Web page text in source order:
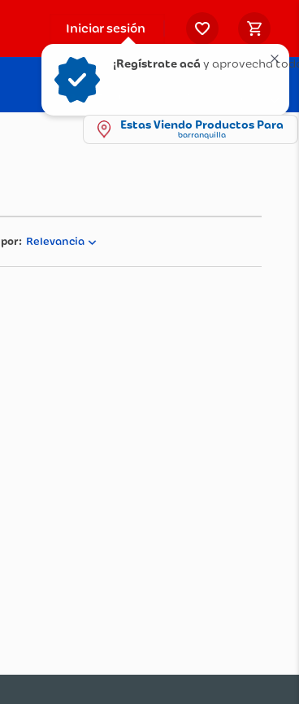
Iniciar sesión
Solicita tu Tarjeta
¡Regístrate acá y aprovecha
Estas Viendo Productos Para
barranquilla
Relevancia